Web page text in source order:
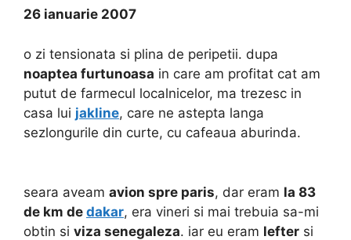
26 ianuarie 2007
o zi tensionata si plina de peripetii. dupa
noaptea furtunoasa in care am profitat cat am
putut de farmecul localnicelor, ma trezesc in
casa lui jakline, care ne astepta langa
sezlongurile din curte, cu cafeaua aburinda.
seara aveam avion spre paris, dar eram la 83
de km de dakar, era vineri si mai trebuia sa-mi
obtin si viza senegaleza. iar eu eram lefter si